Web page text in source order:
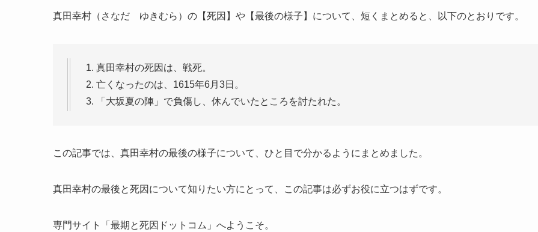
真田幸村（さなだ ゆきむら）の【死因】や【最後の様子】について、短くまとめると、以下のとおりです。
真田幸村の死因は、戦死。
亡くなったのは、1615年6月3日。
「大坂夏の陣」で負傷し、休んでいたところを討たれた。
この記事では、真田幸村の最後の様子について、ひと目で分かるようにまとめました。
真田幸村の最後と死因について知りたい方にとって、この記事は必ずお役に立つはずです。
専門サイト「最期と死因ドットコム」へようこそ。